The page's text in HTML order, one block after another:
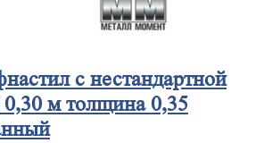
с нестандартной
м толщина 0,35